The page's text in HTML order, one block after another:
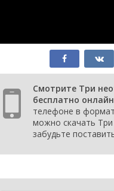
Смотрите Три
бесплатно
телефоне в
можно скачать
забудьте